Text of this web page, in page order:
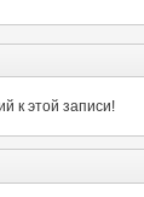
к этой записи!